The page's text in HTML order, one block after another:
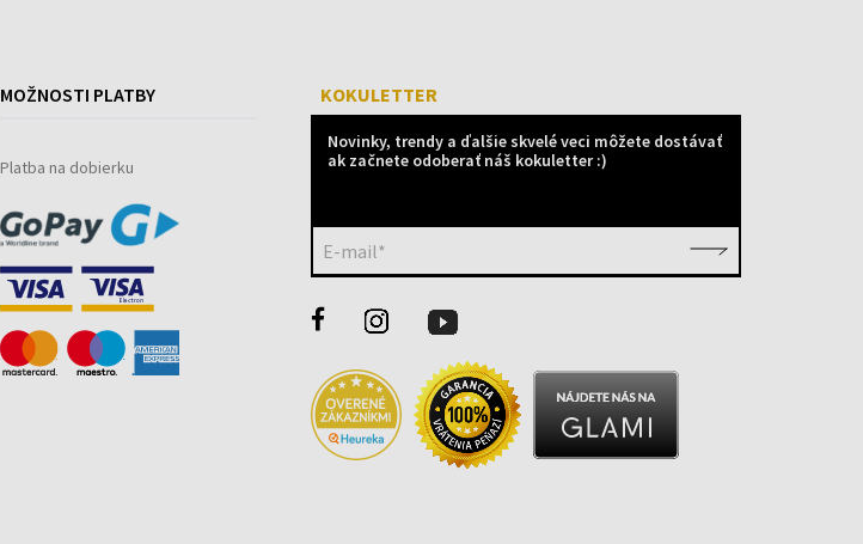
MOŽNOSTI PLATBY
Platba na dobierku
KOKULETTER
Novinky, trendy a ďalšie skvelé veci môžete dostávať
ak začnete odoberať náš kokuletter :)
E-mail*